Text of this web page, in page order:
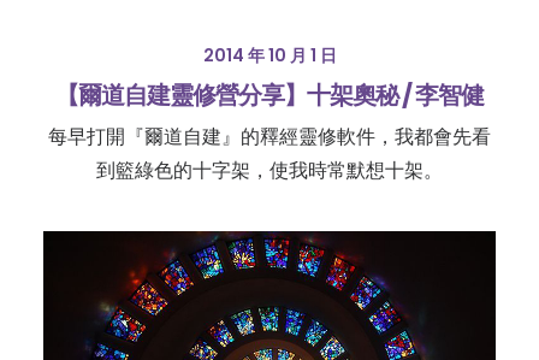
2014 年 10 月 1 日
【爾道自建靈修營分享】十架奧秘 / 李智健
每早打開『爾道自建』的釋經靈修軟件，我都會先看
到籃綠色的十字架，使我時常默想十架。